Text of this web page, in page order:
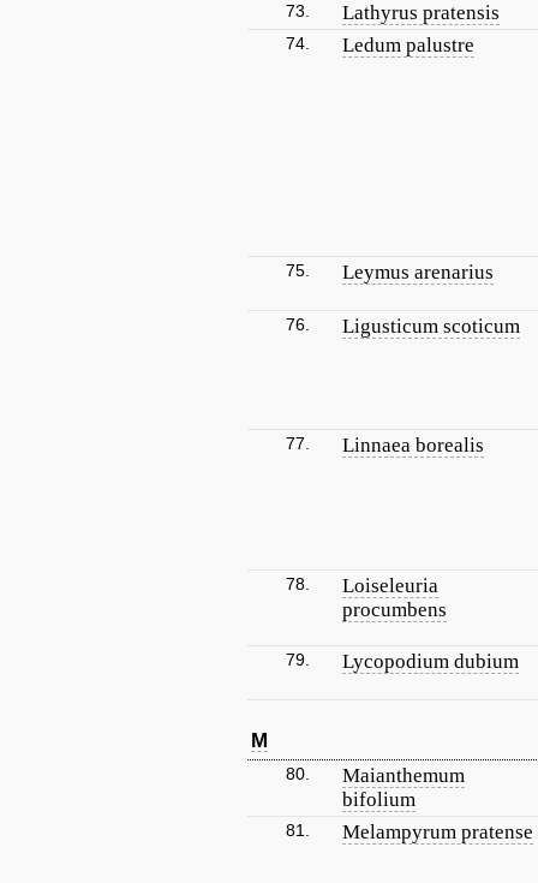
73. Lathyrus pratensis
74. Ledum palustre
75. Leymus arenarius
76. Ligusticum scoticum
77. Linnaea borealis
78.
Loiseleuria
procumbens
79. Lycopodium dubium
M
80.
Maianthemum
bifolium
81. Melampyrum pratense